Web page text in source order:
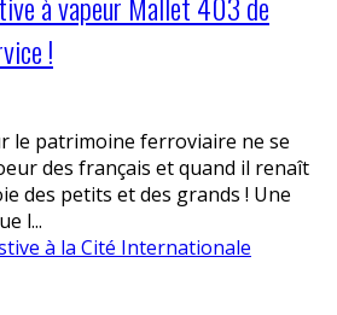
!
le patrimoine ferroviaire ne se
des français et quand il renaît
des petits et des grands ! Une
l...